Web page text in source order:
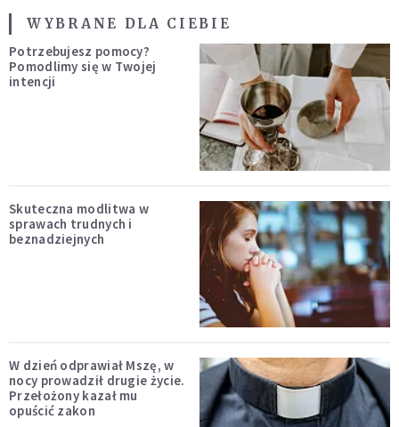
WYBRANE DLA CIEBIE
Potrzebujesz pomocy?
Pomodlimy się w Twojej
intencji
Skuteczna modlitwa w
sprawach trudnych i
beznadziejnych
W dzień odprawiał Mszę, w
nocy prowadził drugie życie.
Przełożony kazał mu
opuścić zakon